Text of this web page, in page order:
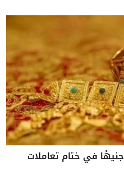
سعر الذهب يتراجع 25 جنيهًا في ختام تعاملات